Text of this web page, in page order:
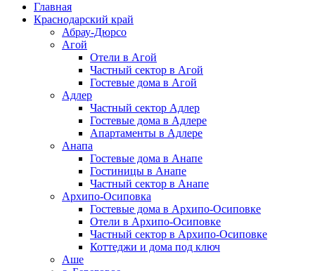
Главная
Краснодарский край
Абрау-Дюрсо
Агой
Отели в Агой
Частный сектор в Агой
Гостевые дома в Агой
Адлер
Частный сектор Адлер
Гостевые дома в Адлере
Апартаменты в Адлере
Анапа
Гостевые дома в Анапе
Гостиницы в Анапе
Частный сектор в Анапе
Архипо-Осиповка
Гостевые дома в Архипо-Осиповке
Отели в Архипо-Осиповке
Частный сектор в Архипо-Осиповке
Коттеджи и дома под ключ
Аше